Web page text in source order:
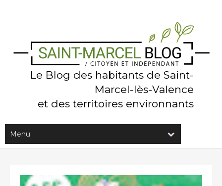
Le Blog des habitants de Saint-
Marcel-lès-Valence
et des territoires environnants